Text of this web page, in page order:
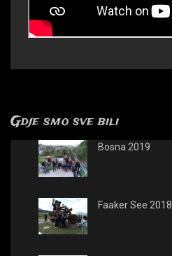
Gdje smo sve bili
Bosna 2019
Faaker See 2018